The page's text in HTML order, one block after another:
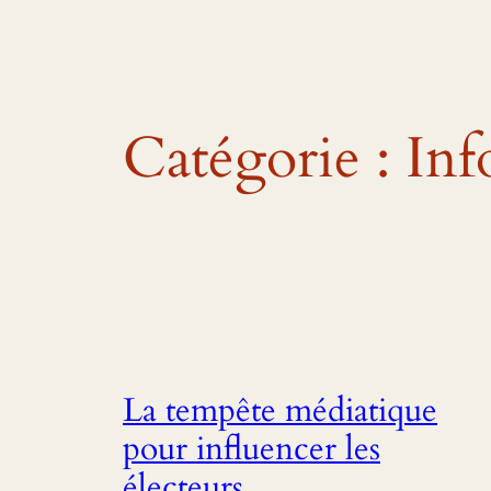
Catégorie :
La tempête médiatique
pour influencer les